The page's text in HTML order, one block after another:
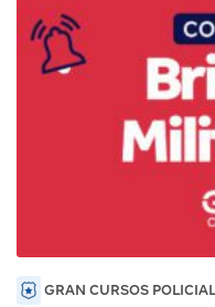
GRAN CURSOS POLICIAL